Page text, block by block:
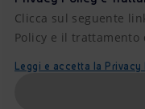
Clicca sul seguente
Policy e il trattamento
Leggi e accetta la